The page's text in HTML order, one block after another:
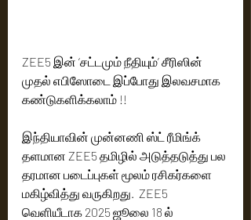
ZEE5 இன் ‘சட்டமும் நீதியும்’ சீரிஸின்
முதல் எபிஸோடை இப்போது இலவசமாக
கண்டுகளிக்கலாம் !!
இந்தியாவின் முன்னணி ஸ்ட் ரீமிங்க்
தளமான ZEE5 தமிழில் அடுத்தடுத்து பல
தரமான படைப்புகள் மூலம் ரசிகர்களை
மகிழ்வித்து வருகிறது.  ZEE5
வெளியீடாக 2025 ஜூலை 18 ல்